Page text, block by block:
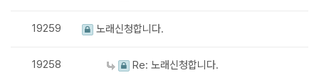
19259 노래신청합니다.
19258 Re: 노래신청합니다.